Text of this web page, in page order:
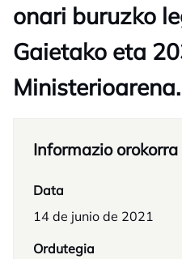
onari buruzko
Gaietako eta
Ministerioarena.
Informazio orokorra
Data
14 de junio de 2021
Ordutegia